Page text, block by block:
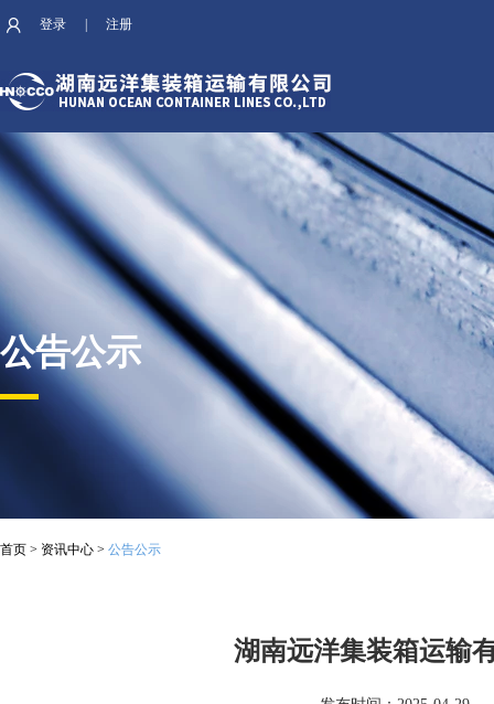
登录 注册
公告公示
首页 > 资讯中心 > 公告公示
湖南远洋集装箱运输